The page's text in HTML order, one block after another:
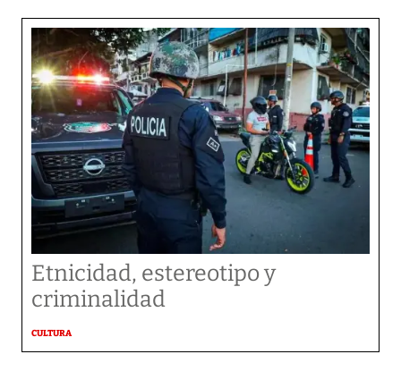
Etnicidad, estereotipo y
criminalidad
CULTURA